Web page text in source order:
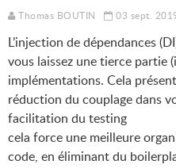
Thomas BOUTIN 03 sept.
L’injection de dépendances
vous laissez une tierce partie
implémentations. Cela
réduction du couplage dans
facilitation du testing
cela force une meilleure
code, en éliminant du